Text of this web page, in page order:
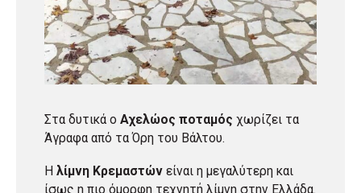
Στα δυτικά ο Αχελώος ποταμός χωρίζει τα
Άγραφα από τα Όρη του Βάλτου.
Η λίμνη Κρεμαστών είναι η μεγαλύτερη και